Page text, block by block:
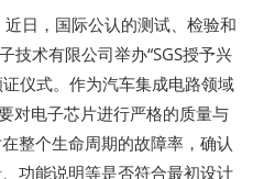
日，国际公认的测试、检验和
技术有限公司举办“SGS授予兴
仪式。作为汽车集成电路领域
对电子芯片进行严格的质量与
整个生命周期的故障率，确认
功能说明等是否符合最初设计